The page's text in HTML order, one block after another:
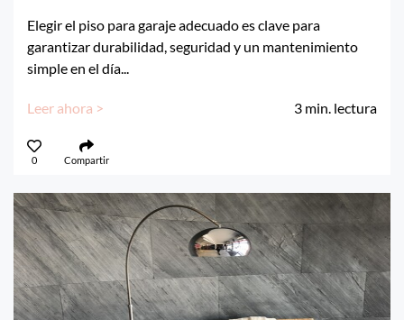
Elegir el piso para garaje adecuado es clave para
garantizar durabilidad, seguridad y un mantenimiento
simple en el día...
Leer ahora > 3 min. lectura
0 Compartir